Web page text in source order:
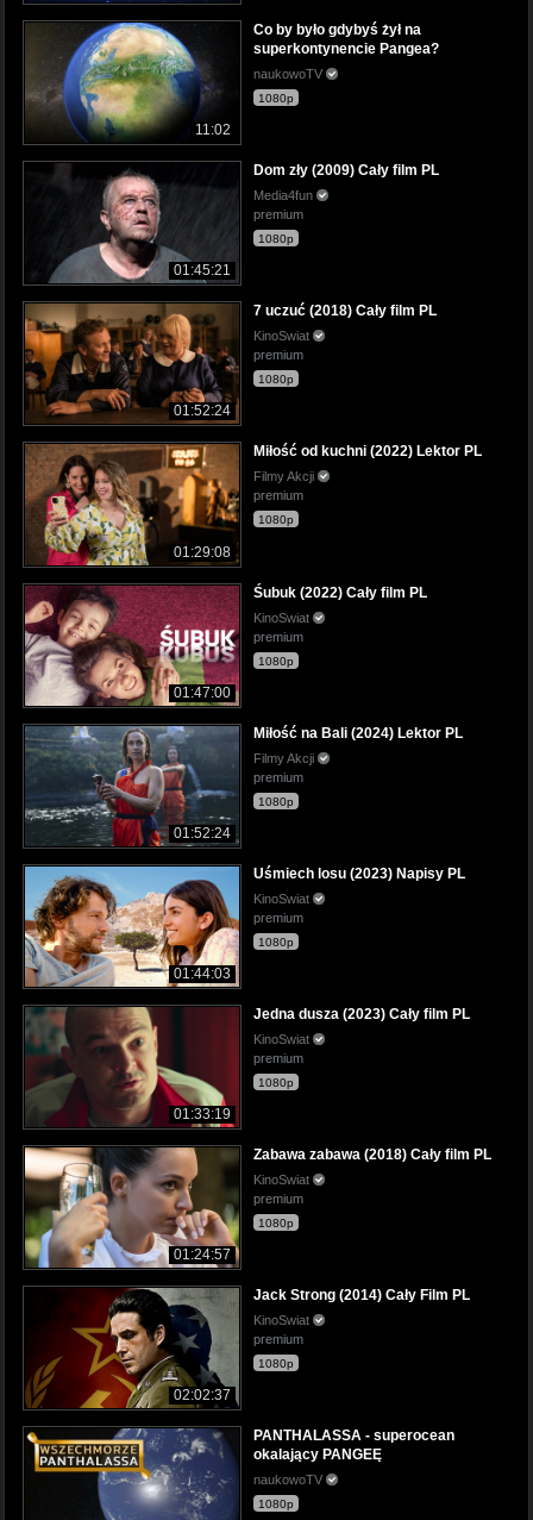
11:02
Co by było gdybyś żył na
superkontynencie Pangea?
naukowoTV
1080p
01:45:21
Dom zły (2009) Cały film PL
Media4fun
premium
1080p
01:52:24
7 uczuć (2018) Cały film PL
KinoSwiat
premium
1080p
01:29:08
Miłość od kuchni (2022) Lektor PL
Filmy Akcji
premium
1080p
01:47:00
Śubuk (2022) Cały film PL
KinoSwiat
premium
1080p
01:52:24
Miłość na Bali (2024) Lektor PL
Filmy Akcji
premium
1080p
01:44:03
Uśmiech losu (2023) Napisy PL
KinoSwiat
premium
1080p
01:33:19
Jedna dusza (2023) Cały film PL
KinoSwiat
premium
1080p
01:24:57
Zabawa zabawa (2018) Cały film PL
KinoSwiat
premium
1080p
02:02:37
Jack Strong (2014) Cały Film PL
KinoSwiat
premium
1080p
PANTHALASSA - superocean
okalający PANGEĘ
naukowoTV
1080p